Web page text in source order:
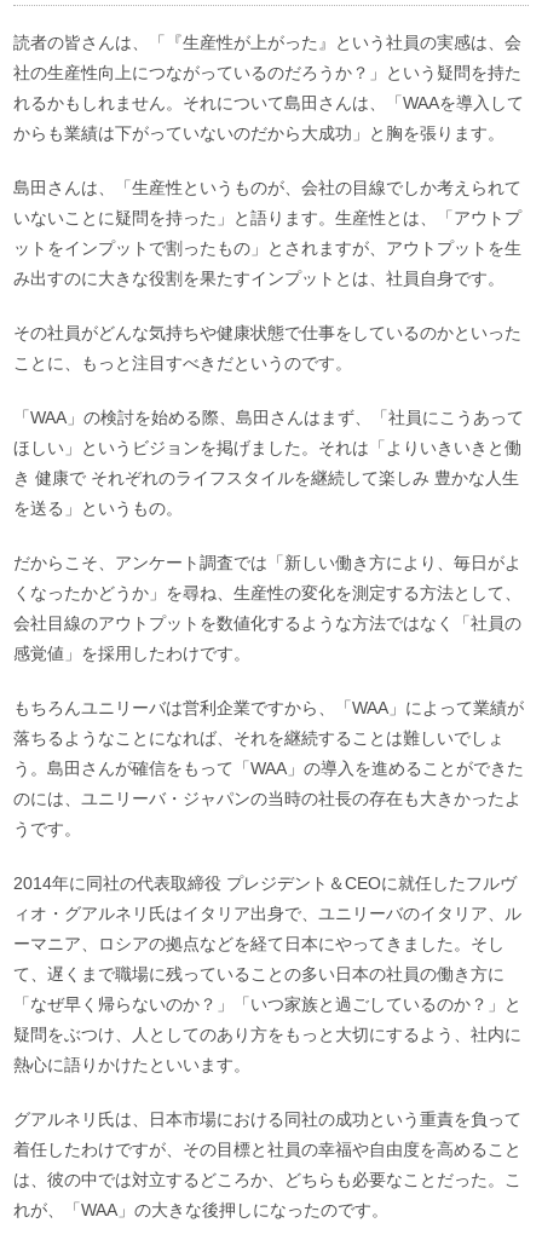
読者の皆さんは、「『生産性が上がった』という社員の実感は、会
社の生産性向上につながっているのだろうか？」という疑問を持た
れるかもしれません。それについて島田さんは、「WAAを導入して
からも業績は下がっていないのだから大成功」と胸を張ります。
島田さんは、「生産性というものが、会社の目線でしか考えられて
いないことに疑問を持った」と語ります。生産性とは、「アウトプ
ットをインプットで割ったもの」とされますが、アウトプットを生
み出すのに大きな役割を果たすインプットとは、社員自身です。
その社員がどんな気持ちや健康状態で仕事をしているのかといった
ことに、もっと注目すべきだというのです。
「WAA」の検討を始める際、島田さんはまず、「社員にこうあって
ほしい」というビジョンを掲げました。それは「よりいきいきと働
き 健康で それぞれのライフスタイルを継続して楽しみ 豊かな人生
を送る」というもの。
だからこそ、アンケート調査では「新しい働き方により、毎日がよ
くなったかどうか」を尋ね、生産性の変化を測定する方法として、
会社目線のアウトプットを数値化するような方法ではなく「社員の
感覚値」を採用したわけです。
もちろんユニリーバは営利企業ですから、「WAA」によって業績が
落ちるようなことになれば、それを継続することは難しいでしょ
う。島田さんが確信をもって「WAA」の導入を進めることができた
のには、ユニリーバ・ジャパンの当時の社長の存在も大きかったよ
うです。
2014年に同社の代表取締役 プレジデント＆CEOに就任したフルヴ
ィオ・グアルネリ氏はイタリア出身で、ユニリーバのイタリア、ル
ーマニア、ロシアの拠点などを経て日本にやってきました。そし
て、遅くまで職場に残っていることの多い日本の社員の働き方に
「なぜ早く帰らないのか？」「いつ家族と過ごしているのか？」と
疑問をぶつけ、人としてのあり方をもっと大切にするよう、社内に
熱心に語りかけたといいます。
グアルネリ氏は、日本市場における同社の成功という重責を負って
着任したわけですが、その目標と社員の幸福や自由度を高めること
は、彼の中では対立するどころか、どちらも必要なことだった。こ
れが、「WAA」の大きな後押しになったのです。